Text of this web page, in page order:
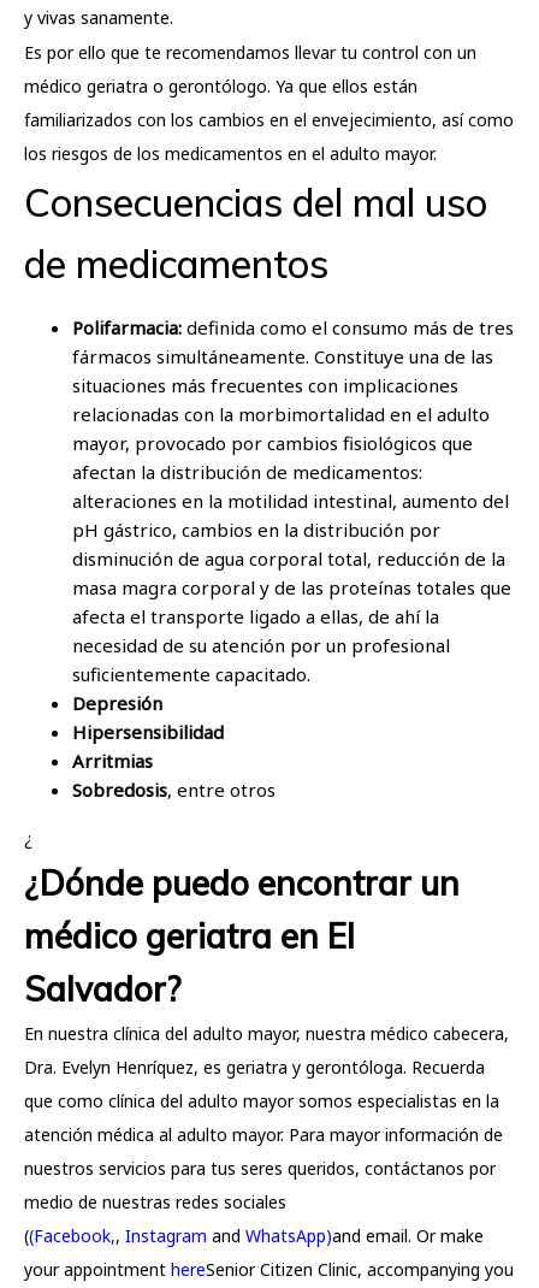
y vivas sanamente.
Es por ello que te recomendamos llevar tu control con un
médico geriatra o gerontólogo. Ya que ellos están
familiarizados con los cambios en el envejecimiento, así como
los riesgos de los medicamentos en el adulto mayor.
Consecuencias del mal uso
de medicamentos
Polifarmacia: definida como el consumo más de tres
fármacos simultáneamente. Constituye una de las
situaciones más frecuentes con implicaciones
relacionadas con la morbimortalidad en el adulto
mayor, provocado por cambios fisiológicos que
afectan la distribución de medicamentos:
alteraciones en la motilidad intestinal, aumento del
pH gástrico, cambios en la distribución por
disminución de agua corporal total, reducción de la
masa magra corporal y de las proteínas totales que
afecta el transporte ligado a ellas, de ahí la
necesidad de su atención por un profesional
suficientemente capacitado.
Depresión
Hipersensibilidad
Arritmias
Sobredosis, entre otros
¿
¿Dónde puedo encontrar un
médico geriatra en El
Salvador?
En nuestra clínica del adulto mayor, nuestra médico cabecera,
Dra. Evelyn Henríquez, es geriatra y gerontóloga. Recuerda
que como clínica del adulto mayor somos especialistas en la
atención médica al adulto mayor. Para mayor información de
nuestros servicios para tus seres queridos, contáctanos por
medio de nuestras redes sociales
((Facebook,, Instagram and WhatsApp)and email. Or make
your appointment hereSenior Citizen Clinic, accompanying you